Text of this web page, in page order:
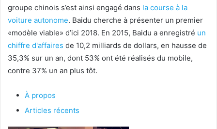
groupe chinois s’est ainsi engagé dans la course à la
voiture autonome. Baidu cherche à présenter un premier
«modèle viable» d’ici 2018. En 2015, Baidu a enregistré un
chiffre d'affaires de 10,2 milliards de dollars, en hausse de
35,3% sur un an, dont 53% ont été réalisés du mobile,
contre 37% un an plus tôt.
À propos
Articles récents